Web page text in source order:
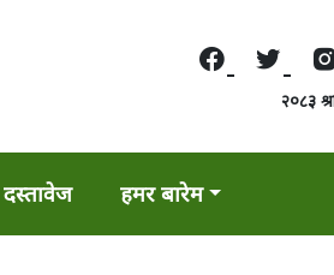
२०८३
दस्तावेज हमर बारेम